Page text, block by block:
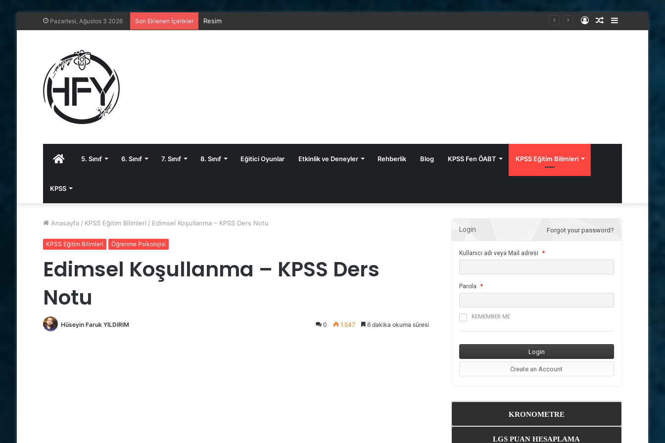
Pazartesi, Ağustos 3 2026 Son Eklenen İçerikler 8. Sınıf Fenomen Yayınları Fen Bilimleri Z-Kitapları
Kenar
Rastgele
Kayıt
Anasayfa5. Sınıf 6. Sınıf 7. Sınıf 8. Sınıf Eğitici Oyunlar Etkinlik ve Deneyler Rehberlik Blog KPSS Fen ÖABT KPSS Eğitim Bilimleri
KPSS
Anasayfa / KPSS Eğitim Bilimleri / Edimsel Koşullanma – KPSS Ders Notu
KPSS Eğitim Bilimleri Öğrenme Psikolojisi
Edimsel Koşullanma – KPSS Ders
Notu
Hüseyin Faruk YILDIRIM 0 1.547 6 dakika okuma süresi
Login Forgot your password?
Kullanıcı adı veya Mail adresi *
Parola *
REMEMBER ME
KRONOMETRE
LGS PUAN HESAPLAMA